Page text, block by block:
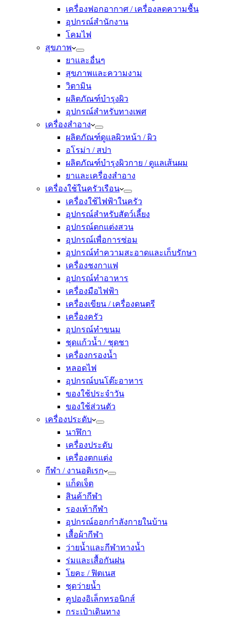
เครื่องฟอกอากาศ / เครื่องลดความชื้น
อุปกรณ์สำนักงาน
โคมไฟ
สุขภาพ
ยาและอื่นๆ
สุขภาพและความงาม
วิตามิน
ผลิตภัณฑ์บำรุงผิว
อุปกรณ์สำหรับทางเพศ
เครื่องสำอาง
ผลิตภัณฑ์ดูแลผิวหน้า / ผิว
อโรม่า / สปา
ผลิตภัณฑ์บำรุงผิวกาย / ดูแลเส้นผม
ยาและเครื่องสำอาง
เครื่องใช้ในครัวเรือน
เครื่องใช้ไฟฟ้าในครัว
อุปกรณ์สำหรับสัตว์เลี้ยง
อุปกรณ์ตกแต่งสวน
อุปกรณ์เพื่อการซ่อม
อุปกรณ์ทำความสะอาดและเก็บรักษา
เครื่องชงกาแฟ
อุปกรณ์ทำอาหาร
เครื่องมือไฟฟ้า
เครื่องเขียน / เครื่องดนตรี
เครื่องครัว
อุปกรณ์ทำขนม
ชุดแก้วน้ำ / ชุดชา
เครื่องกรองน้ำ
หลอดไฟ
อุปกรณ์บนโต๊ะอาหาร
ของใช้ประจำวัน
ของใช้ส่วนตัว
เครื่องประดับ
นาฬิกา
เครื่องประดับ
เครื่องตกแต่ง
กีฬา / งานอดิเรก
แก็ดเจ็ต
สินค้ากีฬา
รองเท้ากีฬา
อุปกรณ์ออกกำลังกายในบ้าน
เสื้อผ้ากีฬา
ว่ายน้ำและกีฬาทางน้ำ
ร่มและเสื้อกันฝน
โยคะ / ฟิตเนส
ชุดว่ายน้ำ
คูปองอิเล็กทรอนิกส์
กระเป๋าเดินทาง